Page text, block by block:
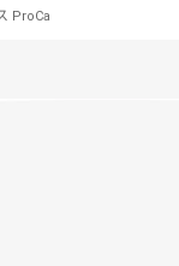
ProCa